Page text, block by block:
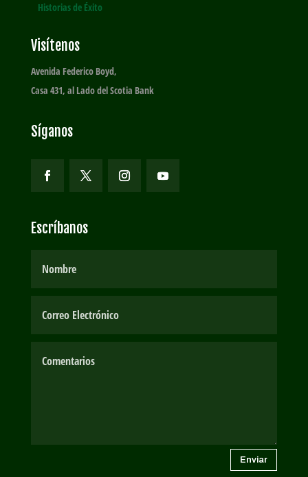
Historias de Éxito
Visítenos
Avenida Federico Boyd,
Casa 431, al Lado del Scotia Bank
Síganos
Escríbanos
Enviar